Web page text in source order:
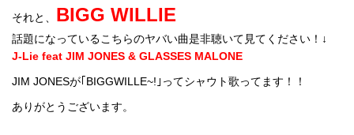
それと、 BIGG WILLIE
話題になっているこちらのヤバい曲是非聴いて見てください！↓
J-Lie feat JIM JONES & GLASSES MALONE
JIM JONESが｢BIGGWILLE~!｣ってシャウト歌ってます！！
ありがとうございます。